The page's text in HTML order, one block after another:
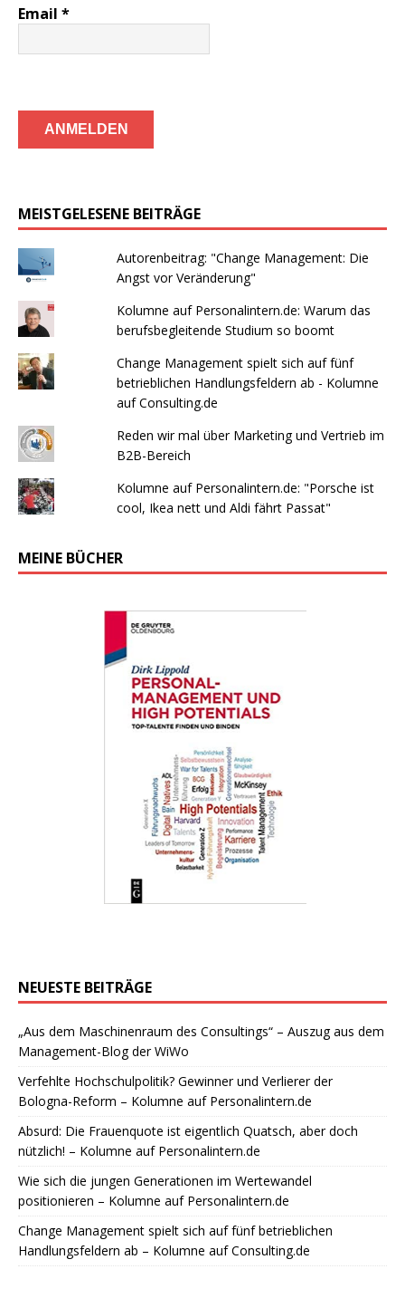
Email *
MEISTGELESENE BEITRÄGE
Autorenbeitrag: "Change Management: Die
Angst vor Veränderung"
Kolumne auf Personalintern.de: Warum das
berufsbegleitende Studium so boomt
Change Management spielt sich auf fünf
betrieblichen Handlungsfeldern ab - Kolumne
auf Consulting.de
Reden wir mal über Marketing und Vertrieb im
B2B-Bereich
Kolumne auf Personalintern.de: "Porsche ist
cool, Ikea nett und Aldi fährt Passat"
MEINE BÜCHER
NEUESTE BEITRÄGE
„Aus dem Maschinenraum des Consultings“ – Auszug aus dem
Management-Blog der WiWo
Verfehlte Hochschulpolitik? Gewinner und Verlierer der
Bologna-Reform – Kolumne auf Personalintern.de
Absurd: Die Frauenquote ist eigentlich Quatsch, aber doch
nützlich! – Kolumne auf Personalintern.de
Wie sich die jungen Generationen im Wertewandel
positionieren – Kolumne auf Personalintern.de
Change Management spielt sich auf fünf betrieblichen
Handlungsfeldern ab – Kolumne auf Consulting.de